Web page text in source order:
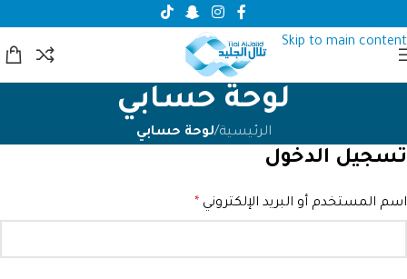
Skip to main content
لوحة حسابي
الرئيسية/لوحة حسابي
تسجيل الدخول
اسم المستخدم أو البريد الإلكتروني * مساعد تلال الجليد
مرحبا، أنا مساعد تلال الجليد الذكي!